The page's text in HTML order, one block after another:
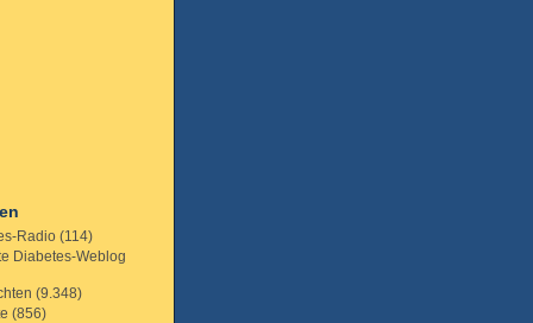
Radio (114)
Diabetes-Weblog
(9.348)
(856)